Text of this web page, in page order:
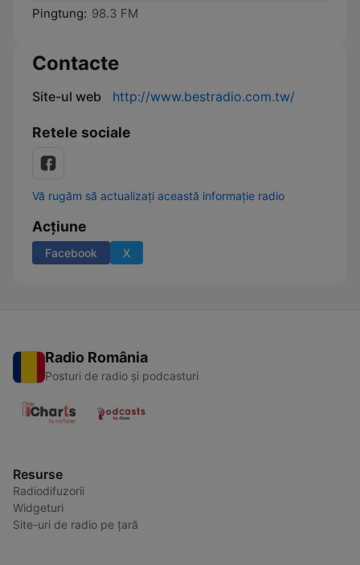
Pingtung: 98.3 FM
Contacte
Site-ul web http://www.bestradio.com.tw/
Retele sociale
Vă rugăm să actualizați această informație radio
Acțiune
Facebook X
Radio România
Posturi de radio și podcasturi
Resurse
Radiodifuzorii
Widgeturi
Site-uri de radio pe țară